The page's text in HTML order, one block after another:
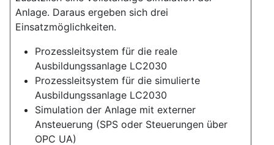
Anlage. Daraus ergeben sich drei
Einsatzmöglichkeiten.
Prozessleitsystem für die reale
Ausbildungssanlage LC2030
Prozessleitsystem für die simulierte
Ausbildungssanlage LC2030
Simulation der Anlage mit externer
Ansteuerung (SPS oder Steuerungen über
OPC UA)